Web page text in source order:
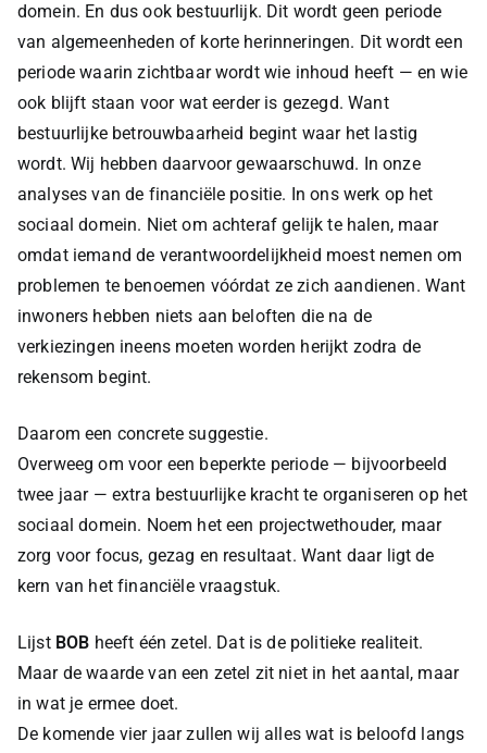
domein. En dus ook bestuurlijk. Dit wordt geen periode
van algemeenheden of korte herinneringen. Dit wordt een
periode waarin zichtbaar wordt wie inhoud heeft — en wie
ook blijft staan voor wat eerder is gezegd. Want
bestuurlijke betrouwbaarheid begint waar het lastig
wordt. Wij hebben daarvoor gewaarschuwd. In onze
analyses van de financiële positie. In ons werk op het
sociaal domein. Niet om achteraf gelijk te halen, maar
omdat iemand de verantwoordelijkheid moest nemen om
problemen te benoemen vóórdat ze zich aandienen. Want
inwoners hebben niets aan beloften die na de
verkiezingen ineens moeten worden herijkt zodra de
rekensom begint.
Daarom een concrete suggestie.
Overweeg om voor een beperkte periode — bijvoorbeeld
twee jaar — extra bestuurlijke kracht te organiseren op het
sociaal domein. Noem het een projectwethouder, maar
zorg voor focus, gezag en resultaat. Want daar ligt de
kern van het financiële vraagstuk.
Lijst BOB heeft één zetel. Dat is de politieke realiteit.
Maar de waarde van een zetel zit niet in het aantal, maar
in wat je ermee doet.
De komende vier jaar zullen wij alles wat is beloofd langs